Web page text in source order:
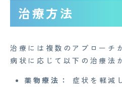
治療方法
治療には複数のアプローチ
病状に応じて以下の治療法
薬物療法：
症状を軽減
Copyright© 2023 Medi Face, Ltd. All Right